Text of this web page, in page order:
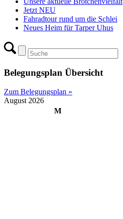
Jetzt NEU
Fahradtour rund um die Schlei
Neues Heim für Tarper Uhus
Belegungsplan Übersicht
Zum Belegungsplan »
August 2026
M